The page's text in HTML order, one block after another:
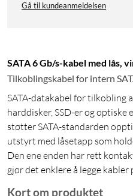
Gå til kundeanmeldelsen
SATA 6 Gb/s-kabel med lås,
Tilkoblingskabel for intern
SATA-datakabel for tilkobling
harddisker, SSD-er og
støtter SATA-standarden
utstyrt med låsetapp som
Den ene enden har rett
gjør det enklere å legge kabler
Kort om produktet